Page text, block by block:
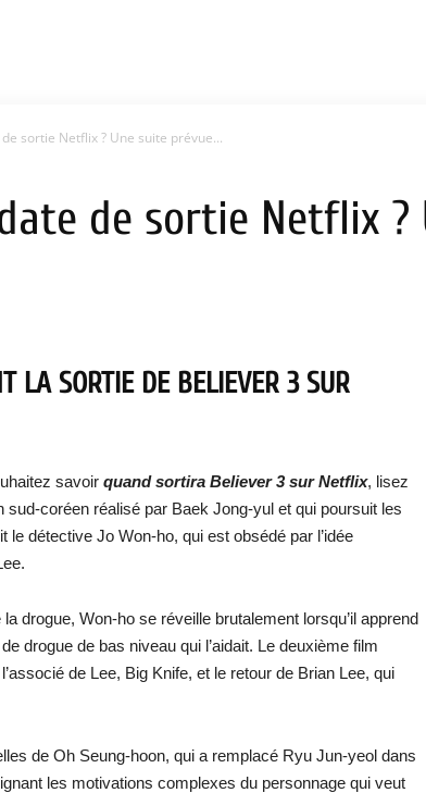
sortie Netflix ? Une suite prévue...
de sortie Netflix ?
LA SORTIE DE BELIEVER 3 SUR
savoir quand sortira Believer 3 sur Netflix, lisez
sud-coréen réalisé par Baek Jong-yul et qui poursuit les
détective Jo Won-ho, qui est obsédé par l’idée
drogue, Won-ho se réveille brutalement lorsqu’il apprend
drogue de bas niveau qui l’aidait. Le deuxième film
de Lee, Big Knife, et le retour de Brian Lee, qui
de Oh Seung-hoon, qui a remplacé Ryu Jun-yeol dans
les motivations complexes du personnage qui veut